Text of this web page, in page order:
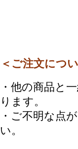
＜ご注文につ
・他の商品と
ります。
・ご不明な点
い。